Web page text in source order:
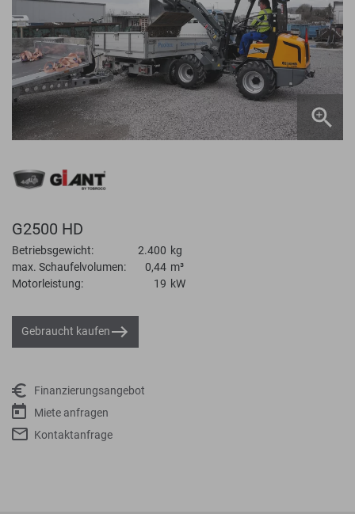
G2500 HD
Betriebsgewicht: 2.400 kg
max. Schaufelvolumen:
0,44 m³
Motorleistung:
19 kW
Gebraucht kaufen
Finanzierungsangebot
Miete anfragen
Kontaktanfrage